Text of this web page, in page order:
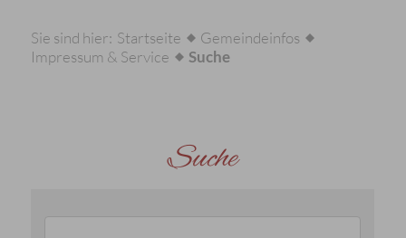
Sie sind hier: Startseite
Gemeindeinfos
Impressum & Service
Suche
Suche